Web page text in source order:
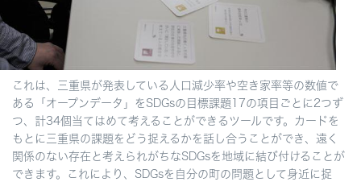
これは、三重県が発表している人口減少率や空き家率等の数値で
ある「オープンデータ」をSDGsの目標課題17の項目ごとに2つず
つ、計34個当てはめて考えることができるツールです。カードを
もとに三重県の課題をどう捉えるかを話し合うことができ、遠く
関係のない存在と考えられがちなSDGsを地域に結び付けることが
できます。これにより、SDGsを自分の町の問題として身近に捉